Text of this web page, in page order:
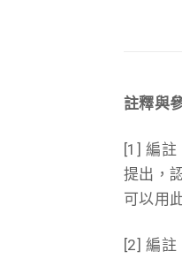
註釋與
[1] 編註
提出，
可以用
[2] 編